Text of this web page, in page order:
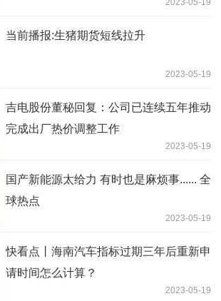
当前播报:生猪期货短线拉升
2023-05-19
吉电股份董秘回复：公司已连续五年推动
完成出厂热价调整工作
2023-05-19
国产新能源太给力 有时也是麻烦事...... 全
球热点
2023-05-19
快看点丨海南汽车指标过期三年后重新申
请时间怎么计算？
2023-05-19